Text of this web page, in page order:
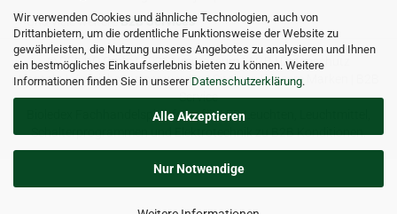
Wir verwenden Cookies und ähnliche Technologien, auch von
Drittanbietern, um die ordentliche Funktionsweise der Website zu
gewährleisten, die Nutzung unseres Angebotes zu analysieren und Ihnen
ein bestmögliches Einkaufserlebnis bieten zu können. Weitere
Informationen finden Sie in unserer Datenschutzerklärung.
Alle Akzeptieren
Nur Notwendige
Und viele weitereB2B Services
© DEL-KO GmbH 2026 |Impressum|AGB| Datenschutz
Kontakt|Vertriebspartner werden|Sitemap|Unsere Marken
Service
Bioledex Fachhandelsplattform für LED Leuchten, Leuchtmittel,
Schalterprogrammen und Elektrotechnik zu B2B Konditionen.